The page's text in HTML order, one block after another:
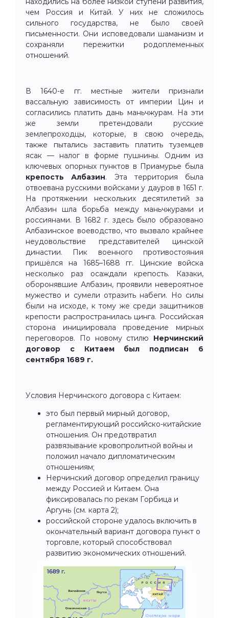
чем Россия и Китай. У них не сложилось
сильного государства, не было своей
письменности. Они исповедовали шаманизм и
сохраняли пережитки родоплеменных
отношений.
В 1640-е гг. местные жители признали
вассальную зависимость от империи Цин и
согласились платить дань маньчжурам. На эти
же земли претендовали русские
землепроходцы, которые, в свою очередь,
также пытались заставить платить туземцев
ясак — налог в форме пушнины. Одним из
ключевых опорных пунктов в Приамурье была
крепость Албазин. Эта территория была
отвоевана русскими войсками у дауров в 1651 г.
На протяжении нескольких десятилетий за
Албазин шла борьба между маньчжурами и
россиянами. В 1682 г. здесь было образовано
Албазинское воеводство, что вызвало крайнее
неудовольствие представителей цинской
династии. Пик военного противостояния
пришёлся на 1685–1688 гг. Цинские войска
несколько раз осаждали крепость. Казаки,
оборонявшие Албазин, проявили невероятное
мужество и сумели отразить набеги. Но силы
были на исходе, к тому же среди защитников
крепости распространилась цинга. Российская
сторона инициировала проведение мирных
переговоров. По новому стилю Нерчинский
договор с Китаем был подписан 6
сентября 1689 г.
Условия Нерчинского договора с Китаем:
это был первый мирный договор,
регламентирующий российско-китайские
отношения. Он предотвратил
развязывание кровопролитной войны и
положил начало дипломатическим
отношениям;
Нерчинский договор определил границу
между Россией и Китаем. Она
фиксировалась по рекам Горбица и
Аргунь (см. карта 2);
российской стороне удалось включить в
окончательный вариант договора пункт о
торговле, который способствовал
развитию экономических отношений.